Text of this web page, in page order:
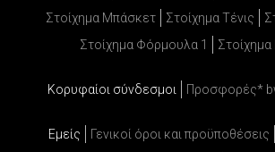
Στοίχημα Μπάσκετ
Στοίχημα Τένις
Στοίχημα Φόρμουλα 1
Κορυφαίοι σύνδεσμοι Προσφορές*
Εμείς Γενικοί όροι και προϋποθέσεις